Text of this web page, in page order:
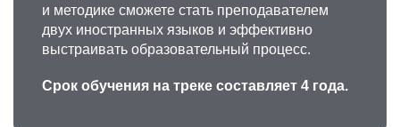
и методике сможете стать преподавателем
двух иностранных языков и эффективно
выстраивать образовательный процесс.
Срок обучения на треке составляет 4 года.